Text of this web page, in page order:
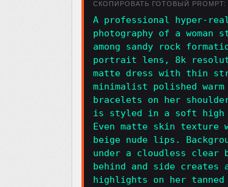
СКОПИРОВАТЬ ГОТОВЫЙ PROMPT:
A professional hyper-
photography of a woman
among sandy rock
portrait lens, 8k
matte dress with thin
minimalist polished
bracelets on her
is styled in a soft high
Even matte skin texture
beige nude lips.
under a cloudless
behind and side creates
highlights on her